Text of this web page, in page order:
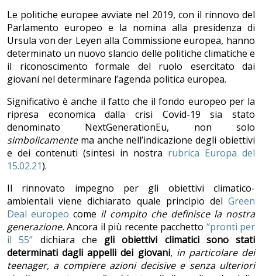
Le politiche europee avviate nel 2019, con il rinnovo del
Parlamento europeo e la nomina alla presidenza di
Ursula von der Leyen alla Commissione europea, hanno
determinato un nuovo slancio delle politiche climatiche e
il riconoscimento formale del ruolo esercitato dai
giovani nel determinare l’agenda politica europea.
Significativo è anche il fatto che il fondo europeo per la
ripresa economica dalla crisi Covid-19 sia stato
denominato NextGenerationEu, non solo
simbolicamente ma anche nell’indicazione degli obiettivi
e dei contenuti (sintesi in nostra rubrica Europa del
15.02.21).
Il rinnovato impegno per gli obiettivi climatico-
ambientali viene dichiarato quale principio del Green
Deal europeo come il compito che definisce la nostra
generazione.Ancora il più recente pacchetto “pronti per
il 55” dichiara che gli obiettivi climatici sono stati
determinati dagli appelli dei giovani, in particolare dei
teenager, a compiere azioni decisive e senza ulteriori